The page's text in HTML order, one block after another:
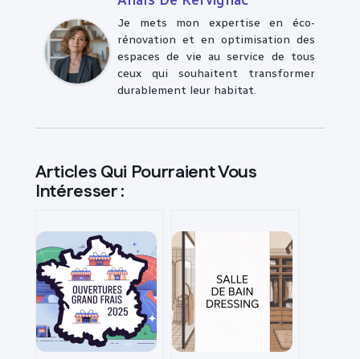
Je mets mon expertise en éco-
rénovation et en optimisation des
espaces de vie au service de tous
ceux qui souhaitent transformer
durablement leur habitat.
Articles Qui Pourraient Vous
Intéresser :